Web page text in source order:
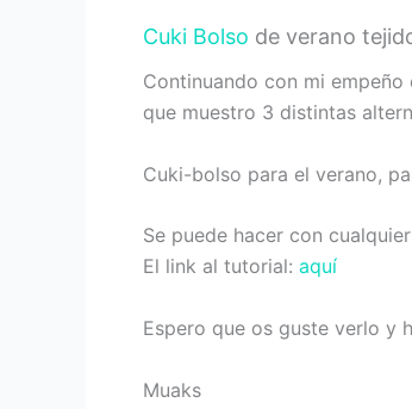
Cuki Bolso de verano
Continuando con mi
que muestro 3 distintas
Cuki-bolso para el verano,
Se puede hacer con
El link al tutorial: aquí
Espero que os guste verlo y
Muaks